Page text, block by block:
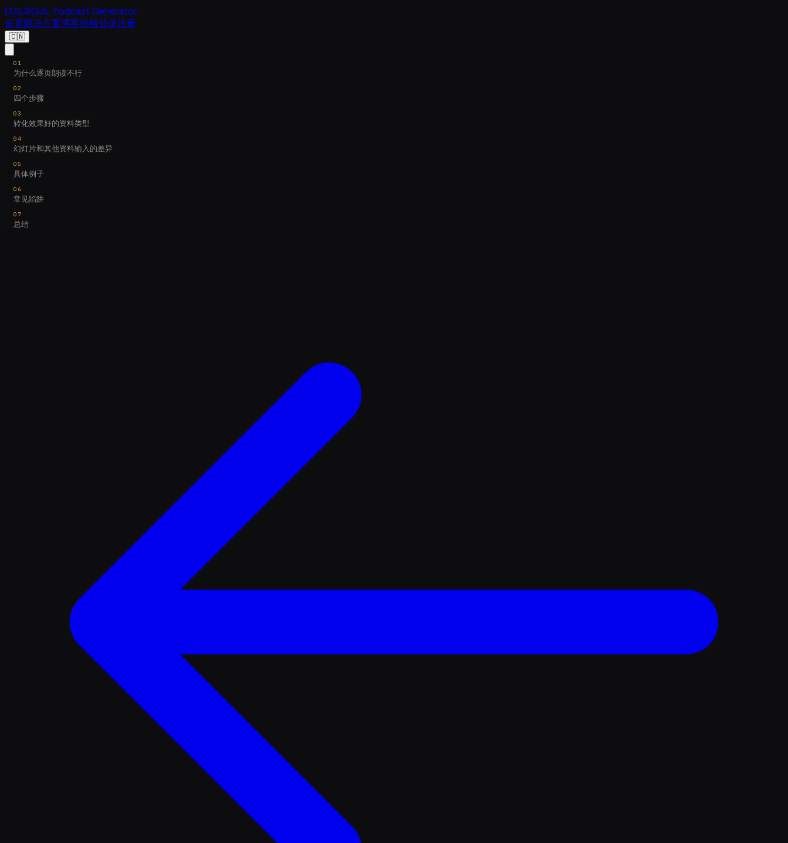
DIALØGUE· Podcast Generator
首页解决方案博客价格登录注册
🇨🇳
为什么逐页朗读不行
四个步骤
转化效果好的资料类型
幻灯片和其他资料输入的差异
具体例子
常见陷阱
总结